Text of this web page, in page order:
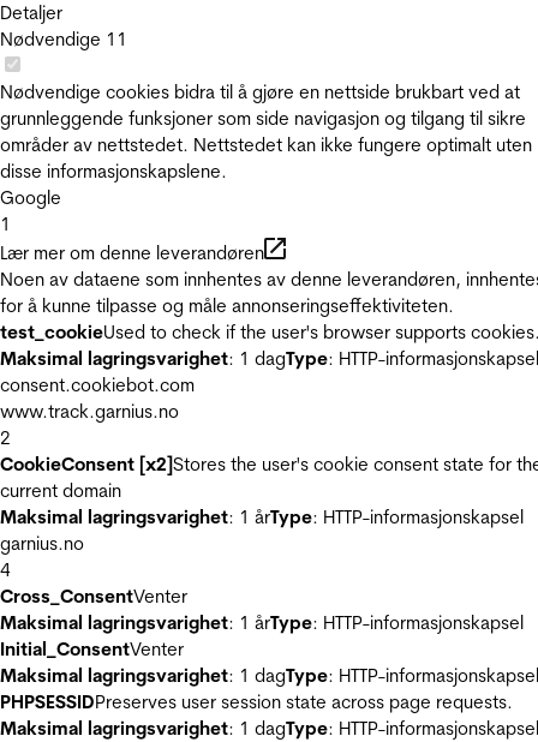
Detaljer
Nødvendige 11
Nødvendige cookies bidra til å gjøre en nettside brukbart ved at
grunnleggende funksjoner som side navigasjon og tilgang til sikre
områder av nettstedet. Nettstedet kan ikke fungere optimalt uten
disse informasjonskapslene.
Google
1
Lær mer om denne leverandøren
Noen av dataene som innhentes av denne leverandøren,
for å kunne tilpasse og måle annonseringseffektiviteten.
test_cookieUsed to check if the user's browser supports
Maksimal lagringsvarighet: 1 dagType: HTTP-informasjonskapsel
consent.cookiebot.com
www.track.garnius.no
2
CookieConsent [x2]Stores the user's cookie consent state for
current domain
Maksimal lagringsvarighet: 1 årType: HTTP-informasjonskapsel
garnius.no
4
Cross_ConsentVenter
Maksimal lagringsvarighet: 1 årType: HTTP-informasjonskapsel
Initial_ConsentVenter
Maksimal lagringsvarighet: 1 dagType: HTTP-informasjonskapsel
PHPSESSIDPreserves user session state across page requests.
Maksimal lagringsvarighet: 1 dagType: HTTP-informasjonskapsel